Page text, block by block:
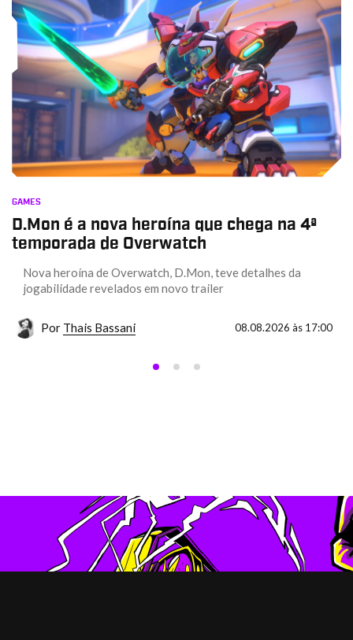
GAMES
D.Mon é a nova heroína que chega na 4ª
temporada de Overwatch
Nova heroína de Overwatch, D.Mon, teve detalhes da
jogabilidade revelados em novo trailer
Por Thais Bassani 08.08.2026 às 17:00